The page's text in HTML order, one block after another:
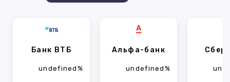
Банк ВТБ
undefined%
Альфа-банк
undefined%